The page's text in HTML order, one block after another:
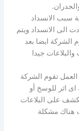
سبب الانسداد
الى الانسداد ويتم
الشركة ايضا بعد
جيدا
العمل تقوم الشركة
اثر للوسخ أو
على البلاعات
هناك مشكلة